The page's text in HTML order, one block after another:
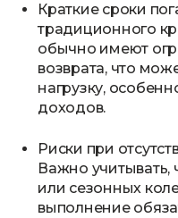
Краткие сроки
традиционного
обычно имеют
возврата, что
нагрузку,
доходов.
Риски при
Важно учитывать,
или сезонных
выполнение